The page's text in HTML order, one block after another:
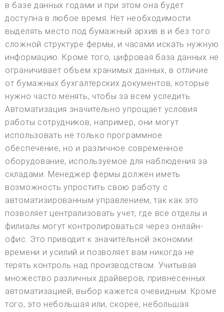
в базе данных годами и при этом она будет
доступна в любое время. Нет необходимости
выделять место под бумажный архив в и без того
сложной структуре фермы, и часами искать нужную
информацию. Кроме того, цифровая база данных не
ограничивает объем хранимых данных, в отличие
от бумажных бухгалтерских документов, которые
нужно часто менять, чтобы за всем уследить.
Автоматизация значительно упрощает условия
работы сотрудников, например, они могут
использовать не только программное
обеспечение, но и различное современное
оборудование, используемое для наблюдения за
складами. Менеджер фермы должен иметь
возможность упростить свою работу с
автоматизированным управлением, так как это
позволяет централизовать учет, где все отделы и
филиалы могут контролироваться через онлайн-
офис. Это приводит к значительной экономии
времени и усилий и позволяет вам никогда не
терять контроль над производством. Учитывая
множество различных драйверов, привнесенных
автоматизацией, выбор кажется очевидным. Кроме
того, это небольшая или, скорее, небольшая